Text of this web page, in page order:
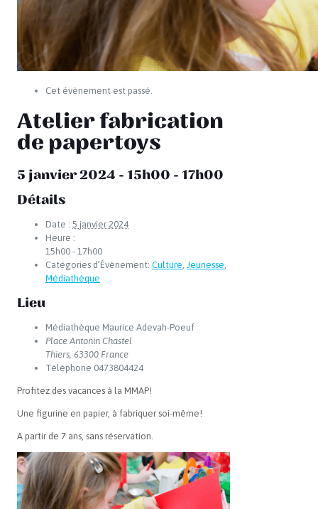
Cet évènement est passé.
Atelier fabrication
de papertoys
5 janvier 2024 - 15h00 - 17h00
Détails
Date : 5 janvier 2024
Heure :
15h00 - 17h00
Catégories d’Évènement: Culture Jeunesse
Médiathèque
Lieu
Médiathèque Maurice Adevah-Poeuf
Place Antonin Chastel
Thiers 63300 France
Téléphone 0473804424
Profitez des vacances à la MMAP!
Une figurine en papier, à fabriquer soi-même!
A partir de 7 ans, sans réservation.